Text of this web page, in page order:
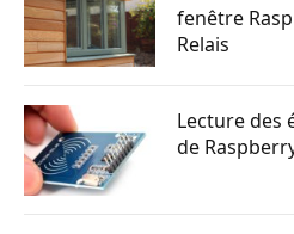
fenêtre
Relais
Lecture des
de